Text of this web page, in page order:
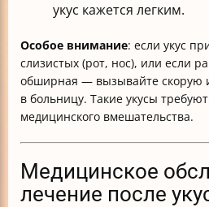
укус кажется легким.
Особое внимание: если укус
слизистых (рот, нос), или если
обширная — вызывайте скорую
в больницу. Такие укусы
медицинского вмешательства.
Медицинское
лечение после